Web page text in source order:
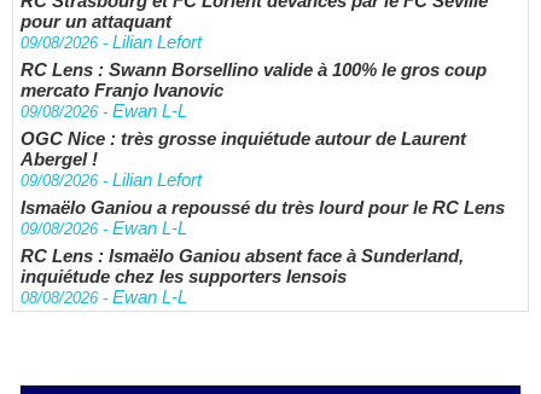
pour un attaquant
09/08/2026 - Lilian Lefort
RC Lens : Swann Borsellino valide à 100% le gros coup
mercato Franjo Ivanovic
09/08/2026 - Ewan L-L
OGC Nice : très grosse inquiétude autour de Laurent
Abergel !
09/08/2026 - Lilian Lefort
Ismaëlo Ganiou a repoussé du très lourd pour le RC Lens
09/08/2026 - Ewan L-L
RC Lens : Ismaëlo Ganiou absent face à Sunderland,
inquiétude chez les supporters lensois
08/08/2026 - Ewan L-L